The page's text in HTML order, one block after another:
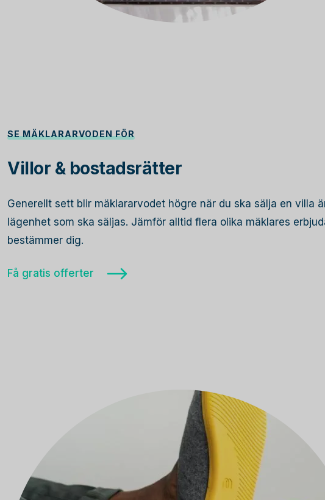
SE MÄKLARARVODEN FÖR
Villor & bostadsrätter
Generellt sett blir mäklararvodet högre när du ska sälja en villa
lägenhet som ska säljas. Jämför alltid flera olika mäklares
bestämmer dig.
Få gratis offerter